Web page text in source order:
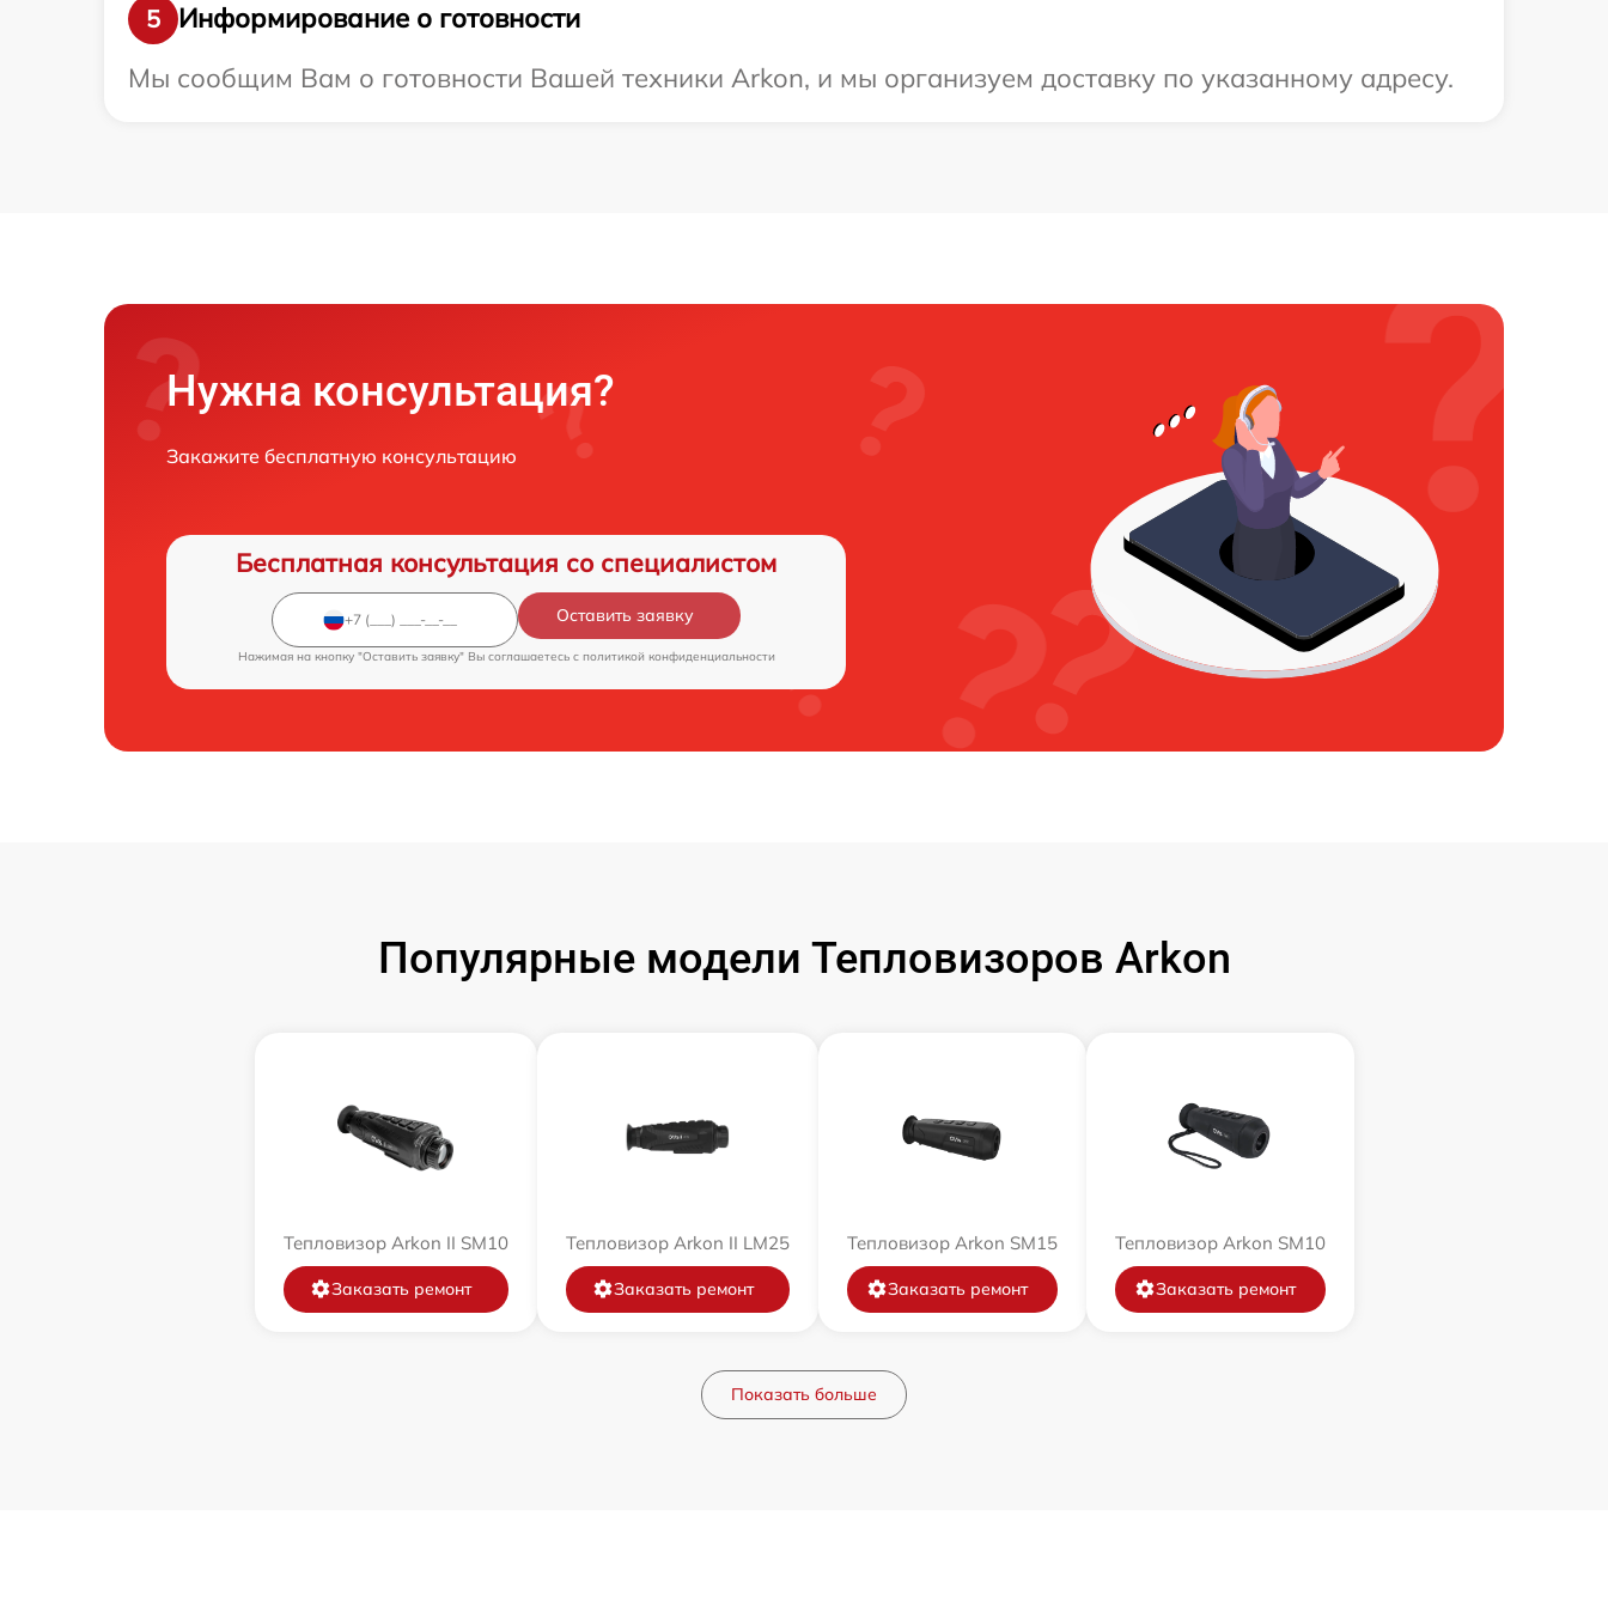
5
Информирование о готовности
Мы сообщим Вам о готовности Вашей техники Arkon, и мы организуем доставку по указанному адресу.
Нужна консультация?
Закажите бесплатную консультацию
Бесплатная консультация со специалистом
Оставить заявку
Нажимая на кнопку "Оставить заявку" Вы соглашаетесь c политикой конфиденциальности
Популярные модели Тепловизоров Arkon
Тепловизор Arkon II SM10
Заказать ремонт
Тепловизор Arkon II LM25
Заказать ремонт
Тепловизор Arkon SM15
Заказать ремонт
Тепловизор Arkon SM10
Заказать ремонт
Показать больше